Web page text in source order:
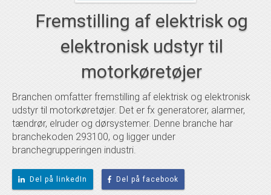
Fremstilling af elektrisk og
elektronisk udstyr til
motorkøretøjer
Branchen omfatter fremstilling af elektrisk og elektronisk
udstyr til motorkøretøjer. Det er fx generatorer, alarmer,
tændrør, elruder og dørsystemer. Denne branche har
branchekoden 293100, og ligger under
branchegrupperingen industri.
Del på linkedIn Del på facebook